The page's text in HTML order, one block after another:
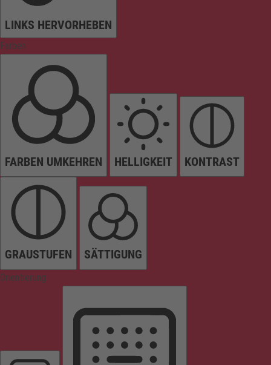
LINKS HERVORHEBEN
Farben
FARBEN UMKEHREN HELLIGKEIT KONTRAST
GRAUSTUFEN SÄTTIGUNG
Orientierung